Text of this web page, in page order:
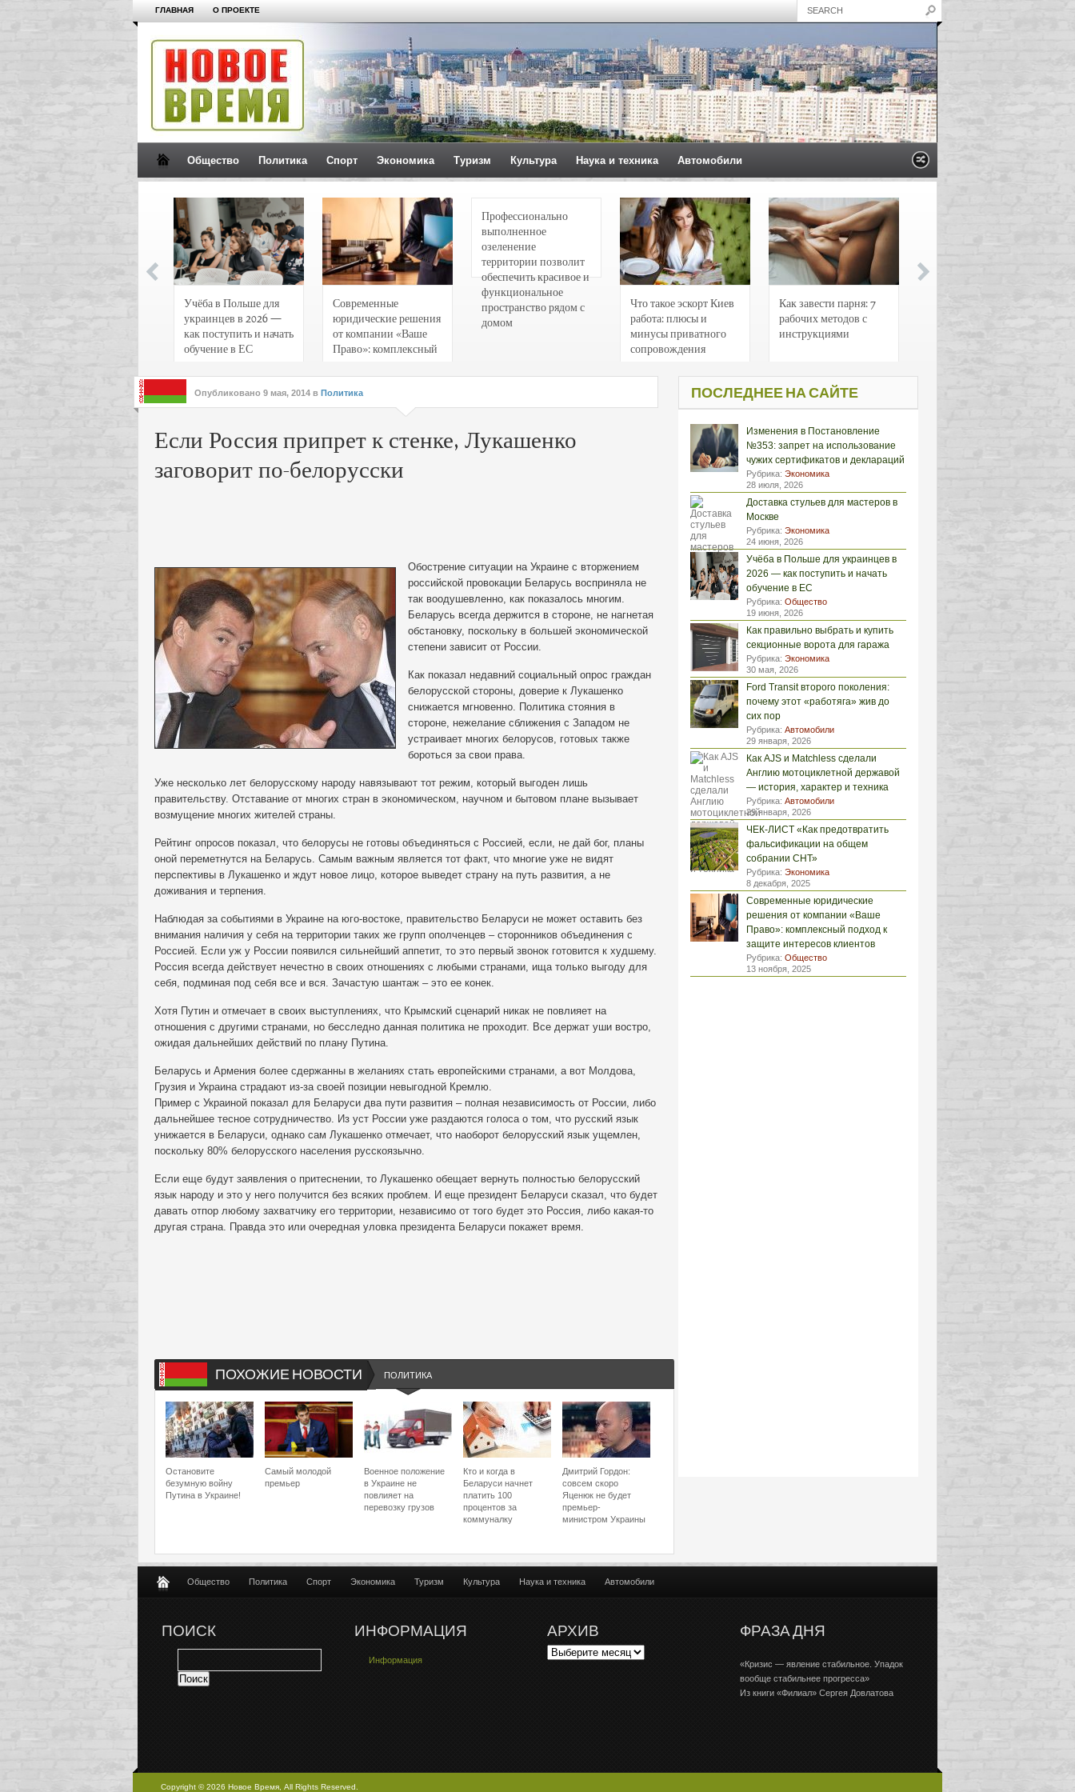
ГЛАВНАЯ О ПРОЕКТЕ
Общество Политика Спорт Экономика Туризм Культура Наука и техника Автомобили
Учёба в Польше для
украинцев в 2026 —
как поступить и начать
обучение в ЕС
Современные
юридические решения
от компании «Ваше
Право»: комплексный
интересов клиентов
Профессионально
выполненное
озеленение
территории позволит
обеспечить красивое и
функциональное
пространство рядом с
домом
Что такое эскорт Киев
работа: плюсы и
минусы приватного
сопровождения
Как завести парня: 7
рабочих методов с
инструкциями
Опубликовано 9 мая, 2014 в Политика
Если Россия припрет к стенке, Лукашенко
заговорит по-белорусски
Обострение ситуации на Украине с вторжением
российской провокации Беларусь восприняла не
так воодушевленно, как показалось многим.
Беларусь всегда держится в стороне, не нагнетая
обстановку, поскольку в большей экономической
степени зависит от России.
Как показал недавний социальный опрос граждан
белорусской стороны, доверие к Лукашенко
снижается мгновенно. Политика стояния в
стороне, нежелание сближения с Западом не
устраивает многих белорусов, готовых также
бороться за свои права.
Уже несколько лет белорусскому народу навязывают тот режим, который выгоден лишь
правительству. Отставание от многих стран в экономическом, научном и бытовом плане вызывает
возмущение многих жителей страны.
Рейтинг опросов показал, что белорусы не готовы объединяться с Россией, если, не дай бог, планы
оной переметнутся на Беларусь. Самым важным является тот факт, что многие уже не видят
перспективы в Лукашенко и ждут новое лицо, которое выведет страну на путь развития, а не
доживания и терпения.
Наблюдая за событиями в Украине на юго-востоке, правительство Беларуси не может оставить без
внимания наличия у себя на территории таких же групп ополченцев – сторонников объединения с
Россией. Если уж у России появился сильнейший аппетит, то это первый звонок готовится к худшему.
Россия всегда действует нечестно в своих отношениях с любыми странами, ища только выгоду для
себя, подминая под себя все и вся. Зачастую шантаж – это ее конек.
Хотя Путин и отмечает в своих выступлениях, что Крымский сценарий никак не повлияет на
отношения с другими странами, но бесследно данная политика не проходит. Все держат уши востро,
ожидая дальнейших действий по плану Путина.
Беларусь и Армения более сдержанны в желаниях стать европейскими странами, а вот Молдова,
Грузия и Украина страдают из-за своей позиции невыгодной Кремлю.
Пример с Украиной показал для Беларуси два пути развития – полная независимость от России, либо
дальнейшее тесное сотрудничество. Из уст России уже раздаются голоса о том, что русский язык
унижается в Беларуси, однако сам Лукашенко отмечает, что наоборот белорусский язык ущемлен,
поскольку 80% белорусского населения русскоязычно.
Если еще будут заявления о притеснении, то Лукашенко обещает вернуть полностью белорусский
язык народу и это у него получится без всяких проблем. И еще президент Беларуси сказал, что будет
давать отпор любому захватчику его территории, независимо от того будет это Россия, либо какая-то
другая страна. Правда это или очередная уловка президента Беларуси покажет время.
ПОХОЖИЕ НОВОСТИ ПОЛИТИКА
Остановите
безумную войну
Путина в Украине!
Самый молодой
премьер
Военное положение
в Украине не
повлияет на
перевозку грузов
Кто и когда в
Беларуси начнет
платить 100
процентов за
коммуналку
Дмитрий Гордон:
совсем скоро
Яценюк не будет
премьер-
министром Украины
ПОСЛЕДНЕЕ НА САЙТЕ
Изменения в Постановление
№353: запрет на использование
чужих сертификатов и деклараций
Рубрика: Экономика
28 июля, 2026
Доставка стульев для мастеров в
Москве
Рубрика: Экономика
24 июня, 2026
Учёба в Польше для украинцев в
2026 — как поступить и начать
обучение в ЕС
Рубрика: Общество
19 июня, 2026
Как правильно выбрать и купить
секционные ворота для гаража
Рубрика: Экономика
30 мая, 2026
Ford Transit второго поколения:
почему этот «работяга» жив до
сих пор
Рубрика: Автомобили
29 января, 2026
Как AJS и Matchless сделали
Англию мотоциклетной державой
— история, характер и техника
Рубрика: Автомобили
29 января, 2026
ЧЕК-ЛИСТ «Как предотвратить
фальсификации на общем
собрании СНТ»
Рубрика: Экономика
8 декабря, 2025
Современные юридические
решения от компании «Ваше
Право»: комплексный подход к
защите интересов клиентов
Рубрика: Общество
13 ноября, 2025
Общество Политика Спорт Экономика Туризм Культура Наука и техника Автомобили
ПОИСК ИНФОРМАЦИЯ
Информация
АРХИВ ФРАЗА ДНЯ
«Кризис — явление стабильное. Упадок
вообще стабильнее прогресса»
Из книги «Филиал» Сергея Довлатова
Copyright © 2026 Новое Время, All Rights Reserved.